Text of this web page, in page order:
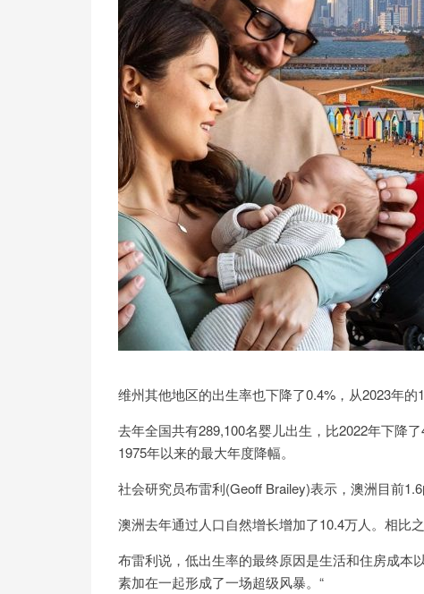
维州其他地区的出生率也下降了0.4%，从2023年的
去年全国共有289,100名婴儿出生，比2022年下降
1975年以来的最大年度降幅。
社会研究员布雷利(Geoff Brailey)表示，澳洲目前
澳洲去年通过人口自然增长增加了10.4万人。相比
布雷利说，低出生率的最终原因是生活和住房成本
素加在一起形成了一场超级风暴。“